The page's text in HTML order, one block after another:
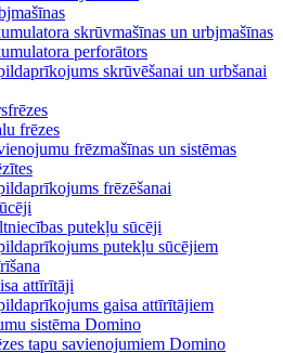
skrūvmašīnas un urbjmašīnas
perforātors
skrūvēšanai un urbšanai
frēzes
frēzmašīnas un sistēmas
frēzēšanai
putekļu sūcēji
putekļu sūcējiem
attīrītāji
gaisa attīrītājiem
sistēma Domino
tapu savienojumiem Domino